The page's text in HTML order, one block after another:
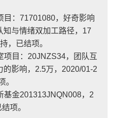
目：71701080，好奇影响
知与情绪双加工路径，17
，已结项。
项目：20JNZS34，团队互
影响，2.5万，2020/01-2
。
基金201313JNQN008，2
项。